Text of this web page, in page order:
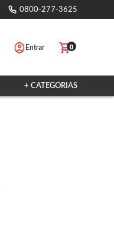
0800-277-3625
Entrar 0
+ CATEGORIAS